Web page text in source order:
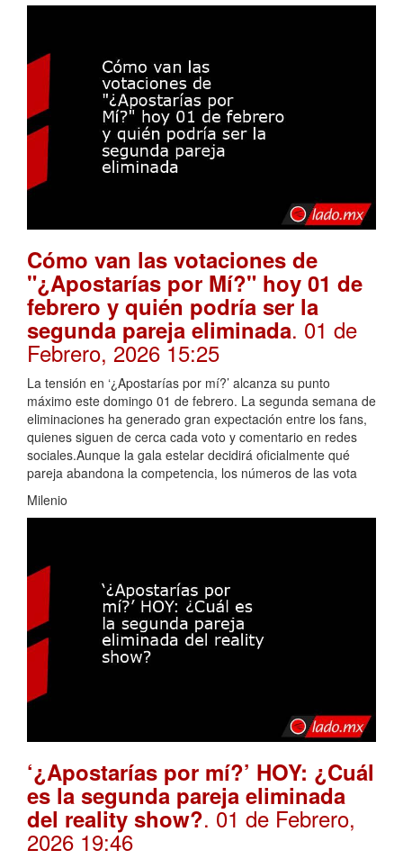
Cómo van las votaciones de
"¿Apostarías por Mí?" hoy 01 de
febrero y quién podría ser la
segunda pareja eliminada. 01 de
Febrero, 2026 15:25
La tensión en ‘¿Apostarías por mí?’ alcanza su punto
máximo este domingo 01 de febrero. La segunda semana de
eliminaciones ha generado gran expectación entre los fans,
quienes siguen de cerca cada voto y comentario en redes
sociales.Aunque la gala estelar decidirá oficialmente qué
pareja abandona la competencia, los números de las vota
Milenio
‘¿Apostarías por mí?’ HOY: ¿Cuál
es la segunda pareja eliminada
del reality show?. 01 de Febrero,
2026 19:46